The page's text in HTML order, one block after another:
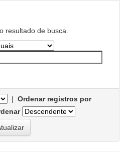
resultado de busca.
| Ordenar registros por